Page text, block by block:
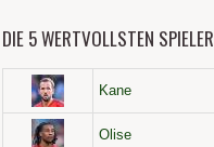
DIE 5 WERTVOLLSTEN SPIELER
Kane
Olise